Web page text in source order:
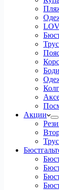
Боди
Акции